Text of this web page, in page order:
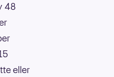
48
eller